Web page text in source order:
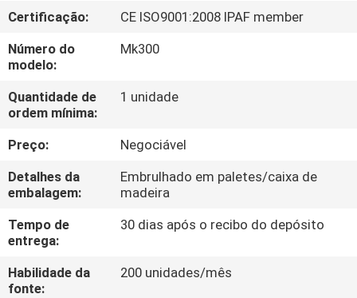
VISITA
À
FÁBRICA
CONTROLE
DE
QUALIDADE
CONTACTE-
NOS
Certificação:
CE ISO9001:2008 IPAF member
Número do
modelo:
Mk300
Quantidade de
ordem mínima:
1 unidade
Preço:
Negociável
Detalhes da
embalagem:
Embrulhado em paletes/caixa de
madeira
Tempo de
entrega:
30 dias após o recibo do depósito
Habilidade da
fonte:
200 unidades/mês